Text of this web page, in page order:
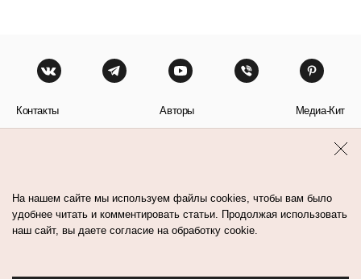
Контакты Авторы Медиа-Кит
На нашем сайте мы используем файлы cookies, чтобы вам было
удобнее читать и комментировать статьи. Продолжая использовать
наш сайт, вы даете согласие на обработку cookie.